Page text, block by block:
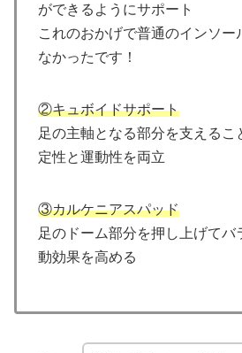
ができるようにサポート
これのおかげで普通のインソー
なかったです！
②キュボイドサポート
足の主軸となる部分を支えるこ
定性と運動性を両立
③カルケニアスパッド
足のドーム部分を押し上げてバ
動効果を高める